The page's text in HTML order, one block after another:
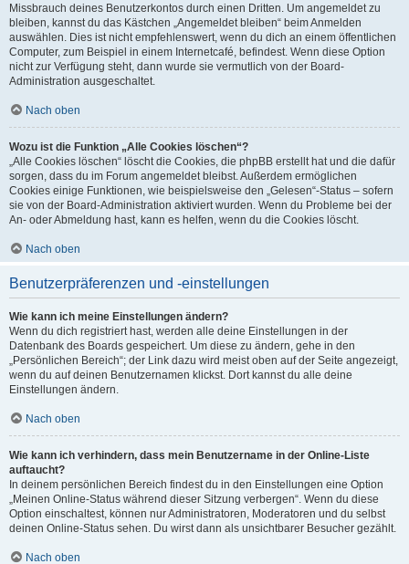
Missbrauch deines Benutzerkontos durch einen Dritten. Um angemeldet zu
bleiben, kannst du das Kästchen „Angemeldet bleiben“ beim Anmelden
auswählen. Dies ist nicht empfehlenswert, wenn du dich an einem öffentlichen
Computer, zum Beispiel in einem Internetcafé, befindest. Wenn diese Option
nicht zur Verfügung steht, dann wurde sie vermutlich von der Board-
Administration ausgeschaltet.
Nach oben
Wozu ist die Funktion „Alle Cookies löschen“?
„Alle Cookies löschen“ löscht die Cookies, die phpBB erstellt hat und die dafür
sorgen, dass du im Forum angemeldet bleibst. Außerdem ermöglichen
Cookies einige Funktionen, wie beispielsweise den „Gelesen“-Status – sofern
sie von der Board-Administration aktiviert wurden. Wenn du Probleme bei der
An- oder Abmeldung hast, kann es helfen, wenn du die Cookies löscht.
Nach oben
Benutzerpräferenzen und -einstellungen
Wie kann ich meine Einstellungen ändern?
Wenn du dich registriert hast, werden alle deine Einstellungen in der
Datenbank des Boards gespeichert. Um diese zu ändern, gehe in den
„Persönlichen Bereich“; der Link dazu wird meist oben auf der Seite angezeigt,
wenn du auf deinen Benutzernamen klickst. Dort kannst du alle deine
Einstellungen ändern.
Nach oben
Wie kann ich verhindern, dass mein Benutzername in der Online-Liste
auftaucht?
In deinem persönlichen Bereich findest du in den Einstellungen eine Option
„Meinen Online-Status während dieser Sitzung verbergen“. Wenn du diese
Option einschaltest, können nur Administratoren, Moderatoren und du selbst
deinen Online-Status sehen. Du wirst dann als unsichtbarer Besucher gezählt.
Nach oben